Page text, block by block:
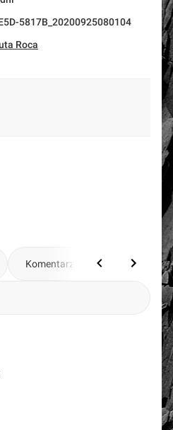
5817B_20200925080104
Roca
Komentarze